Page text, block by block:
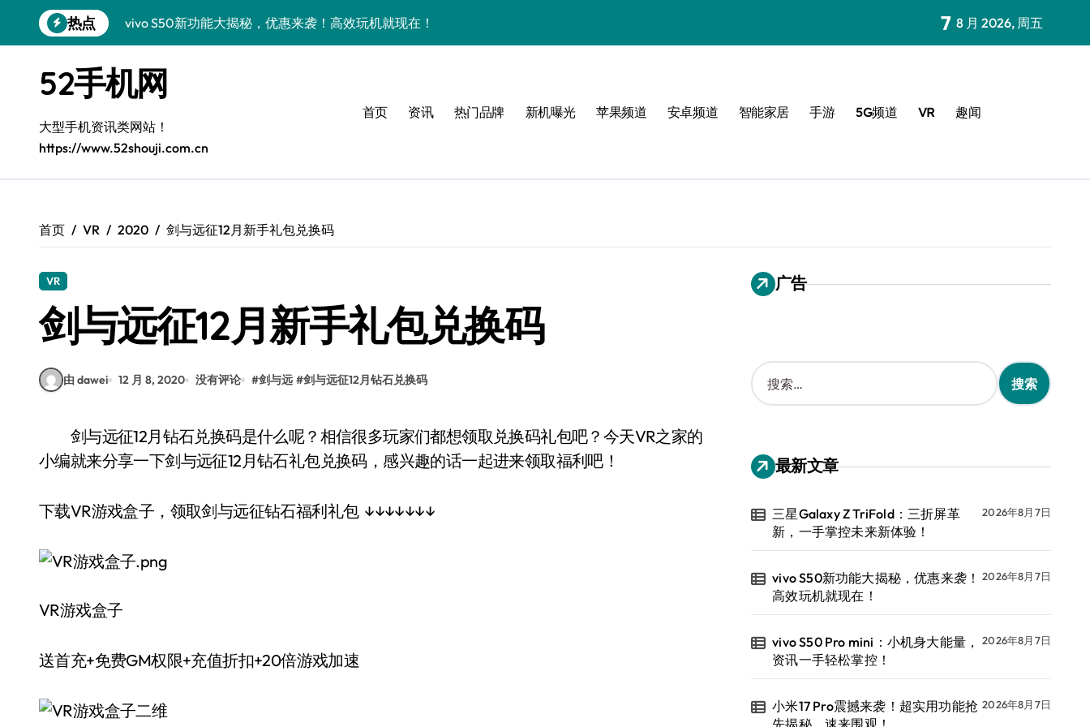
到
热点
vivo S50新功能大揭秘，优惠来袭！高效玩机就现在！
小米17 Pro震撼来袭！超实用功能抢先揭秘，速来围观！
三星Galaxy S26震撼来袭，创新科技亮点一键全掌握！
Galaxy S25 Ultra颜值封神！定制主题潮爆了！
Galaxy S24+惊艳上市，秒变手机美学高手！
Galaxy A56 5G登场，时尚旗舰新体验！
三星Galaxy Z TriFold：三折屏革新，一手掌控未来新体验！
7 8 月 2026, 周五
52手机网
大型手机资讯类网站！
https://www.52shouji.com.cn
首页 资讯 热门品牌 新机曝光 苹果频道 安卓频道 智能家居 手游 5G频道 VR 趣闻
首页 VR 2020 剑与远征12月新手礼包兑换码
VR
剑与远征12月新手礼包兑换码
由 dawei 12 月 8, 2020 没有评论 #剑与远 #剑与远征12月钻石兑换码
剑与远征12月钻石兑换码是什么呢？相信很多玩家们都想领取兑换码礼包吧？今天VR之家的
小编就来分享一下剑与远征12月钻石礼包兑换码，感兴趣的话一起进来领取福利吧！
下载VR游戏盒子，领取剑与远征钻石福利礼包 ↓↓↓↓↓↓↓
VR游戏盒子
送首充+免费GM权限+充值折扣+20倍游戏加速
广告
搜
索
：
最新文章
三星Galaxy Z TriFold：三折屏革
新，一手掌控未来新体验！
2026年8月7日
vivo S50新功能大揭秘，优惠来袭！
高效玩机就现在！
2026年8月7日
vivo S50 Pro mini：小机身大能量，
资讯一手轻松掌控！
2026年8月7日
小米17 Pro震撼来袭！超实用功能抢
先揭秘，速来围观！
2026年8月7日